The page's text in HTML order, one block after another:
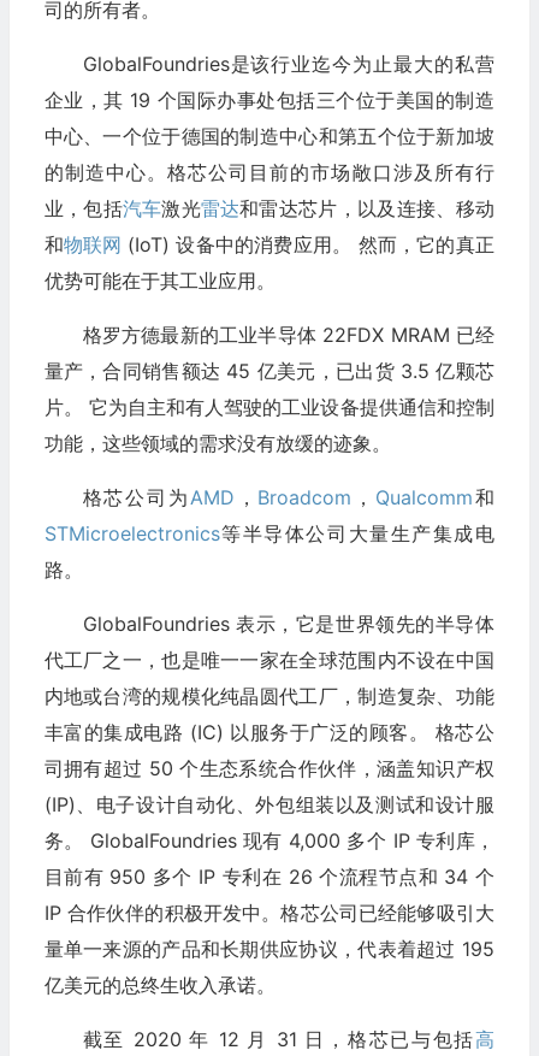
司的所有者。
GlobalFoundries是该行业迄今为止最大的私营
企业，其 19 个国际办事处包括三个位于美国的制造
中心、一个位于德国的制造中心和第五个位于新加坡
的制造中心。格芯公司目前的市场敞口涉及所有行
业，包括汽车激光雷达和雷达芯片，以及连接、移动
和物联网 (IoT) 设备中的消费应用。 然而，它的真正
优势可能在于其工业应用。
格罗方德最新的工业半导体 22FDX MRAM 已经
量产，合同销售额达 45 亿美元，已出货 3.5 亿颗芯
片。 它为自主和有人驾驶的工业设备提供通信和控制
功能，这些领域的需求没有放缓的迹象。
格芯公司为 AMD ， Broadcom ， Qualcomm和
STMicroelectronics等半导体公司大量生产集成电
路。
GlobalFoundries 表示，它是世界领先的半导体
代工厂之一，也是唯一一家在全球范围内不设在中国
内地或台湾的规模化纯晶圆代工厂，制造复杂、功能
丰富的集成电路 (IC) 以服务于广泛的顾客。 格芯公
司拥有超过 50 个生态系统合作伙伴，涵盖知识产权
(IP)、电子设计自动化、外包组装以及测试和设计服
务。 GlobalFoundries 现有 4,000 多个 IP 专利库，
目前有 950 多个 IP 专利在 26 个流程节点和 34 个
IP 合作伙伴的积极开发中。格芯公司已经能够吸引大
量单一来源的产品和长期供应协议，代表着超过 195
亿美元的总终生收入承诺。
截至 2020 年 12 月 31 日，格芯已与包括高